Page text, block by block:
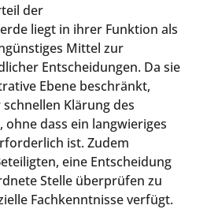
der
liegt in ihrer Funktion als
Mittel zur
Entscheidungen. Da sie
Ebene beschränkt,
Klärung des
dass ein langwieriges
ist. Zudem
eine Entscheidung
Stelle überprüfen zu
Fachkenntnisse verfügt.